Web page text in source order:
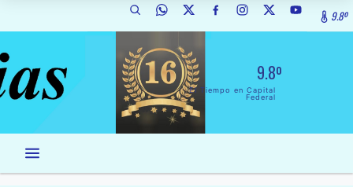
9.8º
9.8º
El Tiempo en Capital
Federal